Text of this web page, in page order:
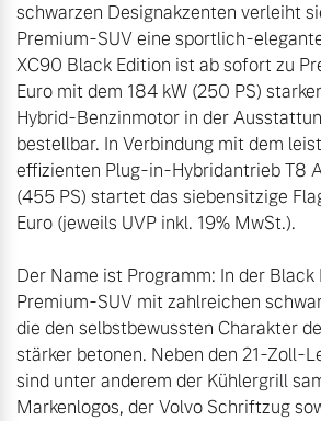
schwarzen Designakzenten verleiht
Premium-SUV eine sportlich-
XC90 Black Edition ist ab sofort zu
Euro mit dem 184 kW (250 PS)
Hybrid-Benzinmotor in der
bestellbar. In Verbindung mit dem
effizienten Plug-in-Hybridantrieb T8
(455 PS) startet das siebensitzige
Euro (jeweils UVP inkl. 19% MwSt.).
Der Name ist Programm: In der
Premium-SUV mit zahlreichen
die den selbstbewussten Charakter
stärker betonen. Neben den 21-Zoll-
sind unter anderem der Kühlergrill
Markenlogos, der Volvo Schriftzug